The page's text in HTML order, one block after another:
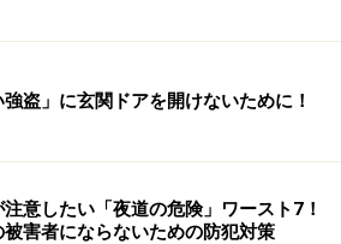
強盗」に玄関ドアを開けないために！
意したい「夜道の危険」ワースト7！
被害者にならないための防犯対策